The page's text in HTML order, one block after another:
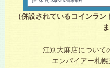
（併設されているコインラ
江別大麻店について
エンパイアー札